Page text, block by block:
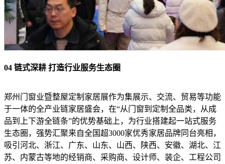
04 链式深耕 打造行业服务生态圈
郑州门窗业暨整屋定制家居展作为集展示、交流、贸易等功能
于一体的全产业链家居盛会，在“从门窗到定制全品类，从成
品到上下游全链条”的优势基础上，为行业搭建起一站式服务
生态圈，强势汇聚来自全国超3000家优秀家居品牌同台亮相，
吸引河北、浙江、广东、山东、山西、陕西、安徽、湖北、江
苏、内蒙古等地的经销商、采购商、设计师、装企、工程公司